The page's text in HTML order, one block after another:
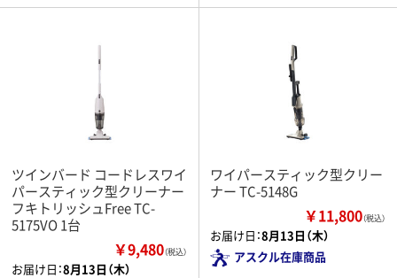
ツインバード コードレスワイ
パースティック型クリーナー
フキトリッシュFree TC-
5175VO 1台
￥9,480（税込）
お届け日：8月13日（木）
ワイパースティック型クリー
ナー TC-5148G
￥11,800（税込）
お届け日：8月13日（木）
アスクル在庫商品